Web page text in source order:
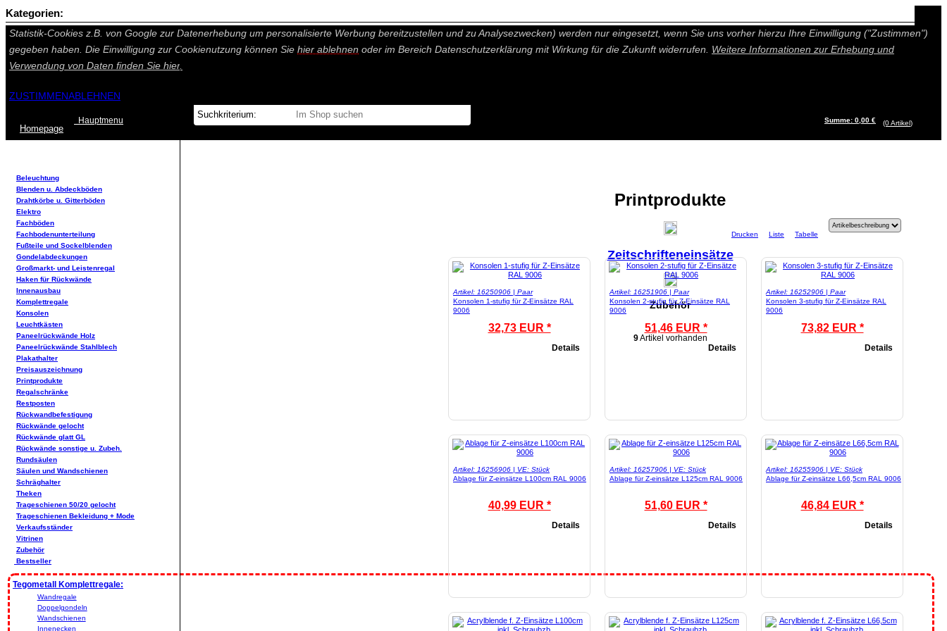
Auf dieser Seite werden technisch notwendige Cookies gesetzt. Technisch nicht notwendige Cookies und Statistik Funktionen, die Ihnen ein besseres und individuelleres Angebot bieten (Marketing- und
Statistik-Cookies z.B. von Google zur Datenerhebung um personalisierte Werbung bereitzustellen und zu Analysezwecken) werden nur eingesetzt, wenn Sie uns vorher hierzu Ihre Einwilligung ("Zustimmen")
gegeben haben. Die Einwilligung zur Cookienutzung können Sie hier ablehnen oder im Bereich Datenschutzerklärung mit Wirkung für die Zukunft widerrufen. Weitere Informationen zur Erhebung und
Verwendung von Daten finden Sie hier.
ZUSTIMMENABLEHNEN
Homepage
Hauptmenu Summe: 0,00 € (0Artikel)
Printprodukte
Zeitschrifteneinsätze
Zubehör
9Artikel vorhanden
Drucken Liste Tabelle
Artikel: 16250906 | Paar
Konsolen 1-stufig für Z-Einsätze RAL
9006
32,73 EUR *
Details
Artikel: 16251906 | Paar
Konsolen 2-stufig für Z-Einsätze RAL
9006
51,46 EUR *
Details
Artikel: 16252906 | Paar
Konsolen 3-stufig für Z-Einsätze RAL
9006
73,82 EUR *
Details
Artikel: 16256906 | VE: Stück
Ablage für Z-einsätze L100cm RAL 9006
40,99 EUR *
Details
Artikel: 16257906 | VE: Stück
Ablage für Z-einsätze L125cm RAL 9006
51,60 EUR *
Details
Artikel: 16255906 | VE: Stück
Ablage für Z-einsätze L66,5cm RAL 9006
46,84 EUR *
Details
Kategorien:
Beleuchtung
Blenden u. Abdeckböden
Drahtkörbe u. Gitterböden
Elektro
Fachböden
Fachbodenunterteilung
Fußteile und Sockelblenden
Gondelabdeckungen
Großmarkt- und Leistenregal
Haken für Rückwände
Innenausbau
Komplettregale
Konsolen
Leuchtkästen
Paneelrückwände Holz
Paneelrückwände Stahlblech
Plakathalter
Preisauszeichnung
Printprodukte
Regalschränke
Restposten
Rückwandbefestigung
Rückwände gelocht
Rückwände glatt GL
Rückwände sonstige u. Zubeh.
Rundsäulen
Säulen und Wandschienen
Schräghalter
Theken
Trageschienen 50/20 gelocht
Trageschienen Bekleidung + Mode
Verkaufsständer
Vitrinen
Zubehör
Bestseller
Tegometall Komplettregale:
Wandregale
Doppelgondeln
Wandschienen
Innenecken